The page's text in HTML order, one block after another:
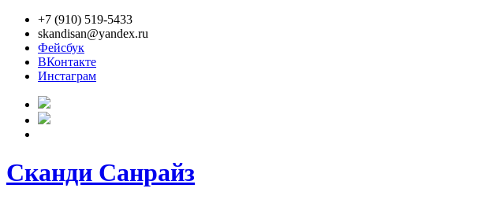
+7 (910) 519-5433
skandisan@yandex.ru
Фейсбук
ВКонтакте
Инстаграм
Сканди Санрайз